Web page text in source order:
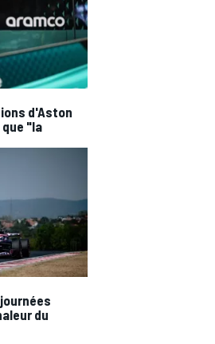
d'Aston
que "la
du